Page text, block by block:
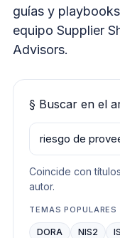
guías y
equipo Supplier
Advisors.
§ Buscar en el
Coincide con
autor.
TEMAS POPULARES
DORA NIS2